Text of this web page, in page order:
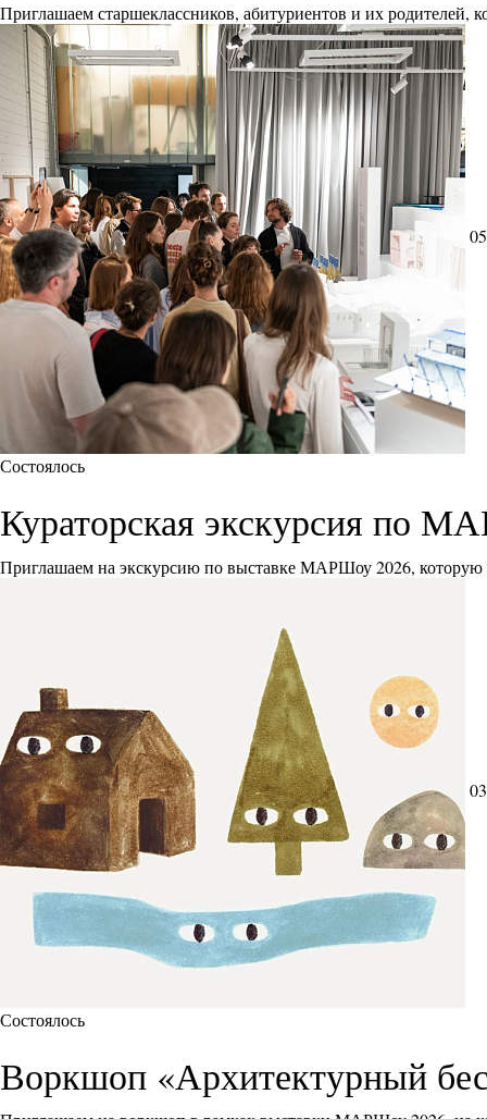
Приглашаем старшеклассников, абитуриентов и их родителей,
Состоялось
Кураторская экскурсия по
Приглашаем на экскурсию по выставке МАРШоу 2026, которую
Состоялось
Воркшоп «Архитектурный